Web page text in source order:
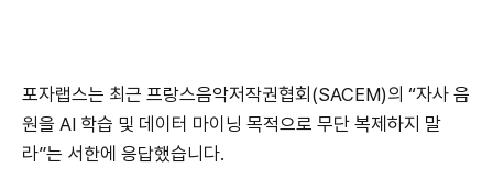
포자랩스는 최근 프랑스음악저작권협회(SACEM)의 “자사 음
원을 AI 학습 및 데이터 마이닝 목적으로 무단 복제하지 말
라”는 서한에 응답했습니다.